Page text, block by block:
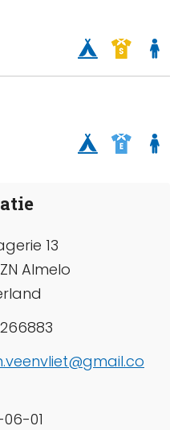
13
Almelo
01